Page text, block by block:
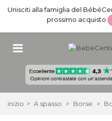
Unisciti alla famiglia del
prossimo acquisto
inizio > A spasso > Borse >